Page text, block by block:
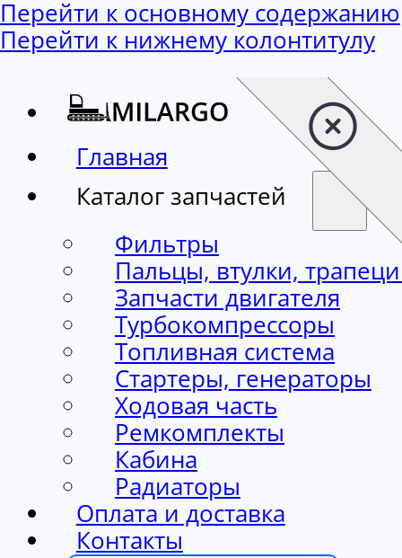
Перейти к основному содержанию
Перейти к нижнему колонтитулу
Главная
Каталог запчастей
Фильтры
Пальцы, втулки,
Запчасти двигателя
Турбокомпрессоры
Топливная система
Стартеры, генераторы
Ходовая часть
Ремкомплекты
Кабина
Радиаторы
Оплата и доставка
Контакты